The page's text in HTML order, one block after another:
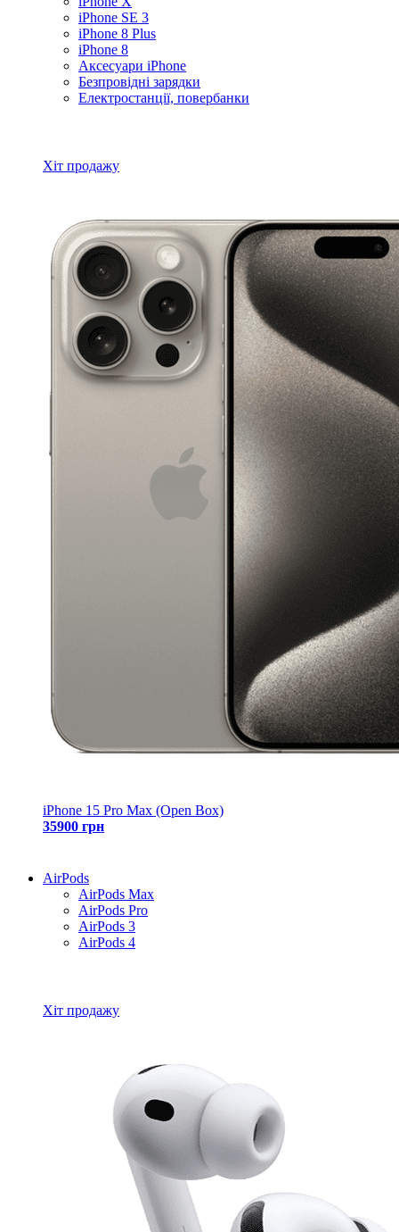
iPhone SE 3
iPhone 8 Plus
iPhone 8
Аксесуари iPhone
Безпровідні зарядки
Електростанції, повербанки
Хіт продажу
iPhone 15 Pro Max (Open Box)
35900 грн
AirPods
AirPods Max
AirPods Pro
AirPods 3
AirPods 4
Хіт продажу